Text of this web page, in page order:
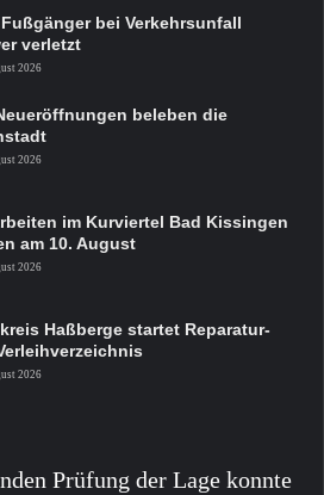
bei Verkehrsunfall
verletzt
2026
beleben die
2026
im Kurviertel Bad Kissingen
am 10. August
2026
Haßberge startet Reparatur-
2026
Prüfung der Lage konnte